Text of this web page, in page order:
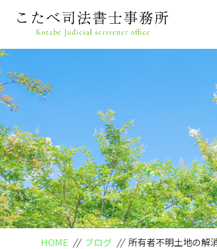
HOME // ブログ // 所有者不明土地の